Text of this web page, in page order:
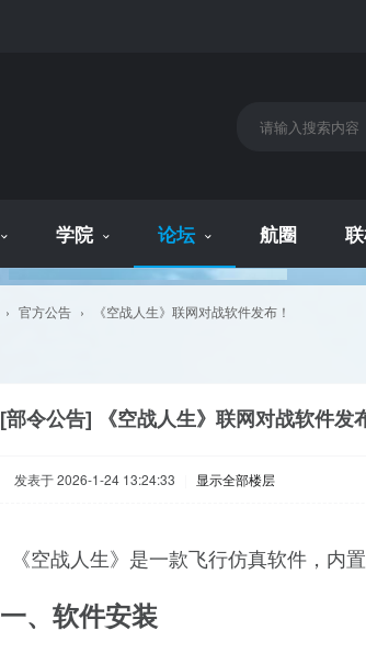
学院 论坛 航圈
› 官方公告 › 《空战人生》联网对战软件发布！
[部令公告] 《空战人生》联网对战软件发
发表于 2026-1-24 13:24:33 显示全部楼层
《空战人生》是一款飞行仿真软件 ， 内
一、软件安装